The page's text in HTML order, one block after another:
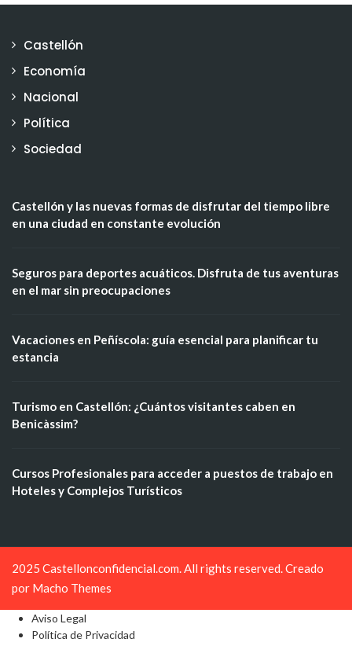
Castellón
Economía
Nacional
Política
Sociedad
Castellón y las nuevas formas de disfrutar del tiempo libre
en una ciudad en constante evolución
Seguros para deportes acuáticos. Disfruta de tus aventuras
en el mar sin preocupaciones
Vacaciones en Peñíscola: guía esencial para planificar tu
estancia
Turismo en Castellón: ¿Cuántos visitantes caben en
Benicàssim?
Cursos Profesionales para acceder a puestos de trabajo en
Hoteles y Complejos Turísticos
2025 Castellonconfidencial.com. All rights reserved. Creado
por Macho Themes
Aviso Legal
Política de Privacidad